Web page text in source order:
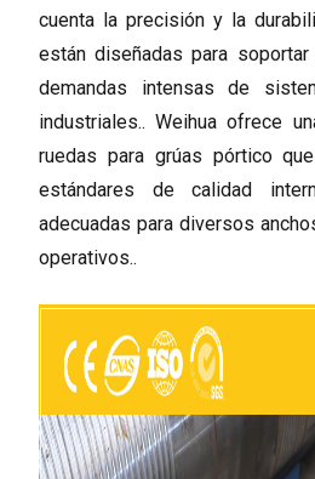
cuenta la precisión y la
están diseñadas para
demandas intensas de
industriales.. Weihua ofrece
ruedas para grúas pórtico
estándares de calidad
adecuadas para diversos
operativos..